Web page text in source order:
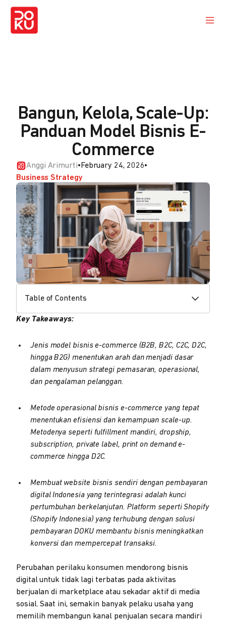
Bangun, Kelola, Scale-Up:
Panduan Model Bisnis E-
Commerce
Anggi Arimurti• February 24, 2026•
Business Strategy
Table of Contents
Key Takeaways:
Jenis model bisnis e-commerce (B2B, B2C, C2C, D2C,
hingga B2G) menentukan arah dan menjadi dasar
dalam menyusun strategi pemasaran, operasional,
dan pengalaman pelanggan.
Metode operasional bisnis e-commerce yang tepat
menentukan efisiensi dan kemampuan scale-up.
Metodenya seperti fulfillment mandiri, dropship,
subscription, private label, print on demand e-
commerce hingga D2C.
Membuat website bisnis sendiri dengan pembayaran
digital Indonesia yang terintegrasi adalah kunci
pertumbuhan berkelanjutan. Platform seperti Shopify
(Shopify Indonesia) yang terhubung dengan solusi
pembayaran DOKU membantu bisnis meningkatkan
konversi dan mempercepat transaksi.
Perubahan perilaku konsumen mendorong bisnis
digital untuk tidak lagi terbatas pada aktivitas
berjualan di marketplace atau sekadar aktif di media
sosial. Saat ini, semakin banyak pelaku usaha yang
memilih membangun kanal penjualan secara mandiri